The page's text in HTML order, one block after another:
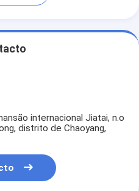
internacional Jiatai, n.o
distrito de Chaoyang,